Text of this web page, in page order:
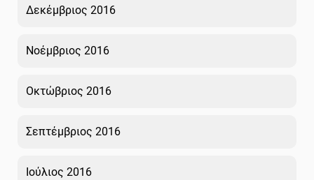
Δεκέμβριος 2016
Νοέμβριος 2016
Οκτώβριος 2016
Σεπτέμβριος 2016
Ιούλιος 2016